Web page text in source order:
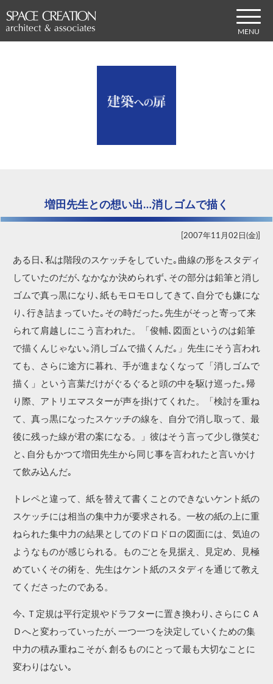
増田先生との想い出…消しゴムで描く
2007年11月02日(金)
ある日､私は階段のスケッチをしていた｡曲線の形をスタディ
していたのだが､なかなか決められず､その部分は鉛筆と消し
ゴムで真っ黒になり､紙もモロモロしてきて､自分でも嫌にな
り､行き詰まっていた｡その時だった｡先生がそっと寄って来
られて肩越しにこう言われた。「俊輔､図面というのは鉛筆
で描くんじゃない｡消しゴムで描くんだ｡」先生にそう言われ
ても、さらに途方に暮れ、手が進まなくなって「消しゴムで
描く」という言葉だけがぐるぐると頭の中を駆け巡った｡帰
り際、アトリエマスターが声を掛けてくれた。「検討を重ね
て、真っ黒になったスケッチの線を、自分で消し取って、最
後に残った線が君の案になる。」彼はそう言って少し微笑む
と､自分もかつて増田先生から同じ事を言われたと言いかけ
て飲み込んだ｡
トレペと違って、紙を替えて書くことのできないケント紙の
スケッチには相当の集中力が要求される。一枚の紙の上に重
ねられた集中力の結果としてのドロドロの図面には、気迫の
ようなものが感じられる。ものごとを見据え、見定め、見極
めていくその術を、先生はケント紙のスタディを通じて教え
てくださったのである。
今､Ｔ定規は平行定規やドラフターに置き換わり､さらにＣＡ
Ｄへと変わっていったが､一つ一つを決定していくための集
中力の積み重ねこそが､創るものにとって最も大切なことに
変わりはない｡